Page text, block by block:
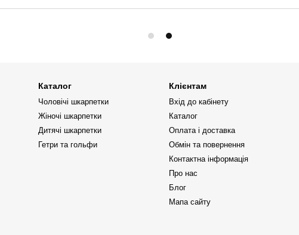
Каталог
Чоловічі шкарпетки
Жіночі шкарпетки
Дитячі шкарпетки
Гетри та гольфи
Клієнтам
Вхід до кабінету
Каталог
Оплата і доставка
Обмін та повернення
Контактна інформація
Про нас
Блог
Мапа сайту